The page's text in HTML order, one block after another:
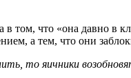
том, что «она давно в
а тем, что они
то яичники